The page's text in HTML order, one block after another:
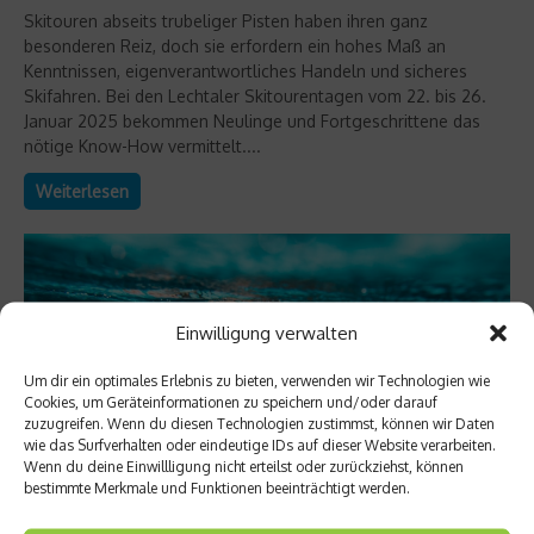
Einwilligung verwalten
Um dir ein optimales Erlebnis zu bieten, verwenden wir Technologien wie
Cookies, um Geräteinformationen zu speichern und/oder darauf
zuzugreifen. Wenn du diesen Technologien zustimmst, können wir Daten
wie das Surfverhalten oder eindeutige IDs auf dieser Website verarbeiten.
Wenn du deine Einwillligung nicht erteilst oder zurückziehst, können
bestimmte Merkmale und Funktionen beeinträchtigt werden.
Skitouren abseits trubeliger Pisten haben ihren ganz
besonderen Reiz, doch sie erfordern ein hohes Maß an
Kenntnissen, eigenverantwortliches Handeln und sicheres
Skifahren. Bei den Lechtaler Skitourentagen vom 22. bis 26.
Januar 2025 bekommen Neulinge und Fortgeschrittene das
nötige Know-How vermittelt....
Weiterlesen